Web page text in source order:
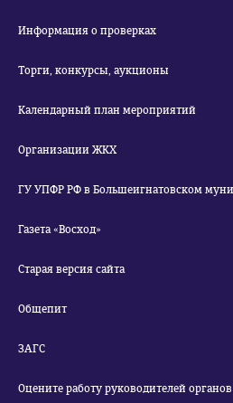
Информация о проверках
Торги, конкурсы, аукционы
Календарный план мероприятий
Организации ЖКХ
ГУ УПФР РФ в Большеигнатовском
Газета «Восход»
Старая версия сайта
Общепит
ЗАГС
Оцените работу руководителей